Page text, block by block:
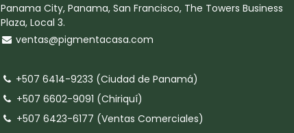
Panama City, Panama, San Francisco, The Towers Business
Plaza, Local 3.
ventas@pigmentacasa.com
+507 6414-9233 (Ciudad de Panamá)
+507 6602-9091 (Chiriquí)
+507 6423-6177 (Ventas Comerciales)